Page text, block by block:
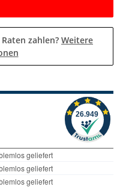
zahlen? Weitere